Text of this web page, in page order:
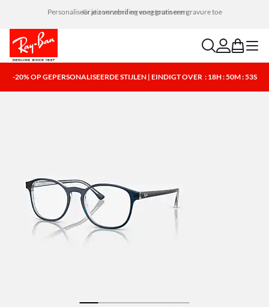
Personaliseer je zonnebril en voeg gratis een gravure toe
searchaccount
bag menu
-20% OP GEPERSONALISEERDE STIJLEN | EINDIGT OVER : 18H : 50M : 53S